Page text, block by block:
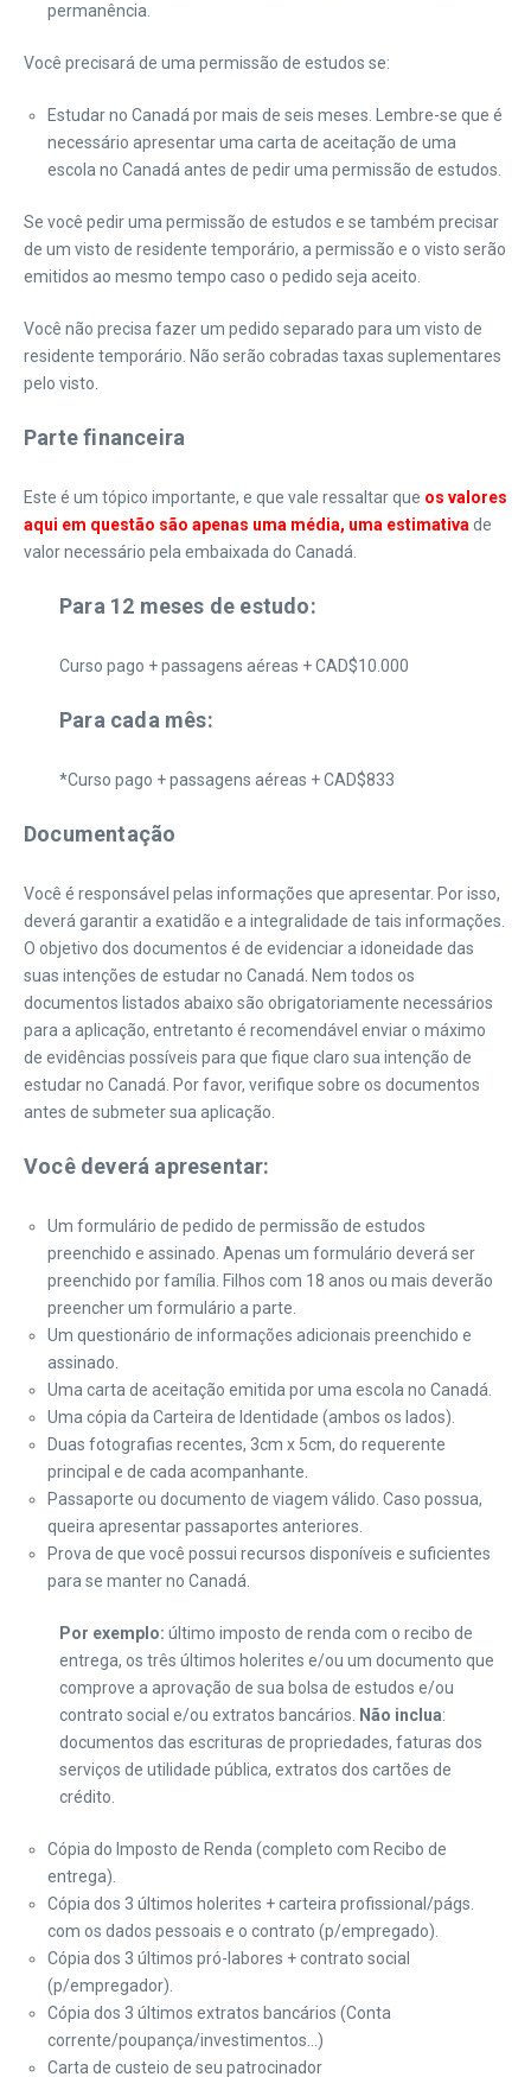
permanência.
Você precisará de uma permissão de estudos se:
Estudar no Canadá por mais de seis meses. Lembre-se que é
necessário apresentar uma carta de aceitação de uma
escola no Canadá antes de pedir uma permissão de estudos.
Se você pedir uma permissão de estudos e se também precisar
de um visto de residente temporário, a permissão e o visto serão
emitidos ao mesmo tempo caso o pedido seja aceito.
Você não precisa fazer um pedido separado para um visto de
residente temporário. Não serão cobradas taxas suplementares
pelo visto.
Parte financeira
Este é um tópico importante, e que vale ressaltar que os valores
aqui em questão são apenas uma média, uma estimativa de
valor necessário pela embaixada do Canadá.
Para 12 meses de estudo:
Curso pago + passagens aéreas + CAD$10.000
Para cada mês:
*Curso pago + passagens aéreas + CAD$833
Documentação
Você é responsável pelas informações que apresentar. Por isso,
deverá garantir a exatidão e a integralidade de tais informações.
O objetivo dos documentos é de evidenciar a idoneidade das
suas intenções de estudar no Canadá. Nem todos os
documentos listados abaixo são obrigatoriamente necessários
para a aplicação, entretanto é recomendável enviar o máximo
de evidências possíveis para que fique claro sua intenção de
estudar no Canadá. Por favor, verifique sobre os documentos
antes de submeter sua aplicação.
Você deverá apresentar:
Um formulário de pedido de permissão de estudos
preenchido e assinado. Apenas um formulário deverá ser
preenchido por família. Filhos com 18 anos ou mais deverão
preencher um formulário a parte.
Um questionário de informações adicionais preenchido e
assinado.
Uma carta de aceitação emitida por uma escola no Canadá.
Uma cópia da Carteira de Identidade (ambos os lados).
Duas fotografias recentes, 3cm x 5cm, do requerente
principal e de cada acompanhante.
Passaporte ou documento de viagem válido. Caso possua,
queira apresentar passaportes anteriores.
Prova de que você possui recursos disponíveis e suficientes
para se manter no Canadá.
Por exemplo: último imposto de renda com o recibo de
entrega, os três últimos holerites e/ou um documento que
comprove a aprovação de sua bolsa de estudos e/ou
contrato social e/ou extratos bancários.
Não inclua:
documentos das escrituras de propriedades, faturas dos
serviços de utilidade pública, extratos dos cartões de
crédito.
Cópia do Imposto de Renda (completo com Recibo de
entrega).
Cópia dos 3 últimos holerites + carteira profissional/págs.
com os dados pessoais e o contrato (p/empregado).
Cópia dos 3 últimos pró-labores + contrato social
(p/empregador).
Cópia dos 3 últimos extratos bancários (Conta
corrente/poupança/investimentos…)
Carta de custeio de seu patrocinador